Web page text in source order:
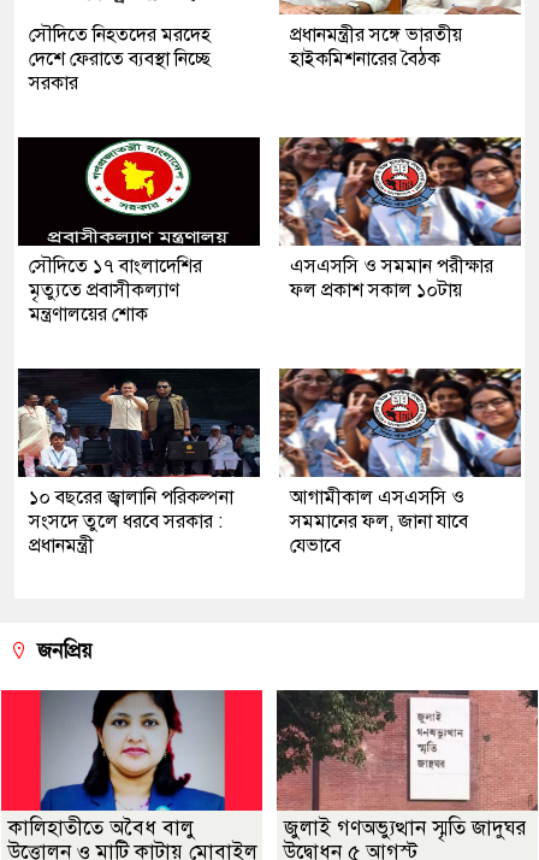
সৌদিতে নিহতদের মরদেহ
দেশে ফেরাতে ব্যবস্থা নিচ্ছে
সরকার
প্রধানমন্ত্রীর সঙ্গে ভারতীয়
হাইকমিশনারের বৈঠক
সৌ‌দিতে ১৭ বাংলাদেশির
মৃত্যুতে প্রবাসীকল্যাণ
মন্ত্রণালয়ের শোক
এসএসসি ও সমমান পরীক্ষার
ফল প্রকাশ সকাল ১০টায়
১০ বছরের জ্বালানি পরিকল্পনা
সংসদে তুলে ধরবে সরকার :
প্রধানমন্ত্রী
আগামীকাল এসএসসি ও
সমমানের ফল, জানা যাবে
যেভাবে
জনপ্রিয়
কালিহাতীতে অবৈধ বালু
উত্তোলন ও মাটি কাটায় মোবাইল
জুলাই গণঅভ্যুত্থান স্মৃতি জাদুঘর
উদ্বোধন ৫ আগস্ট